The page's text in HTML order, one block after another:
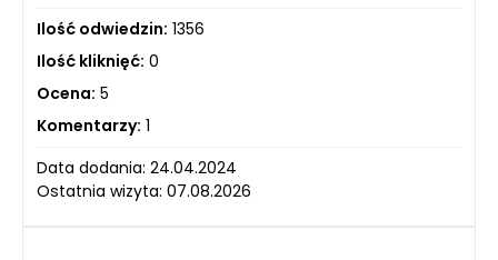
Ilość odwiedzin: 1356
Ilość kliknięć: 0
Ocena: 5
Komentarzy: 1
Data dodania: 24.04.2024
Ostatnia wizyta: 07.08.2026